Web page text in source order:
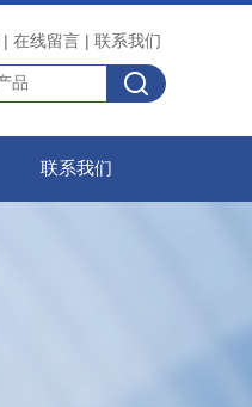
| 在线留言 | 联系我们
联系我们